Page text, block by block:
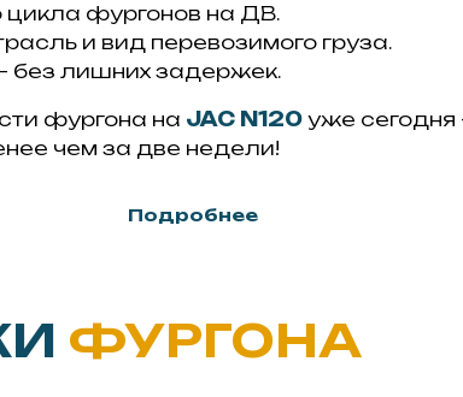
цикла фургонов на ДВ.
и вид перевозимого груза.
без лишних задержек.
фургона на JAC N120 уже
чем за две недели!
Подробнее
ФУРГОНА